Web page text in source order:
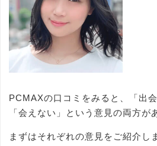
PCMAXの口コミをみると、「出
「会えない」という意見の両方が
まずはそれぞれの意見をご紹介し